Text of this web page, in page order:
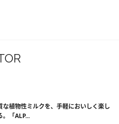
な植物性ミルクを、手軽においしく楽し
。「ALP...